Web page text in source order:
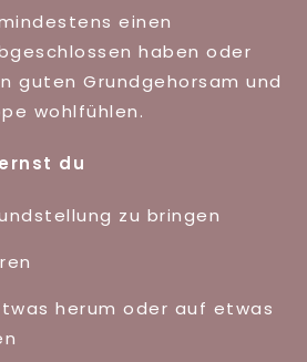
einen
haben oder
guten Grundgehorsam und
wohlfühlen.
du
zu bringen
herum oder auf etwas